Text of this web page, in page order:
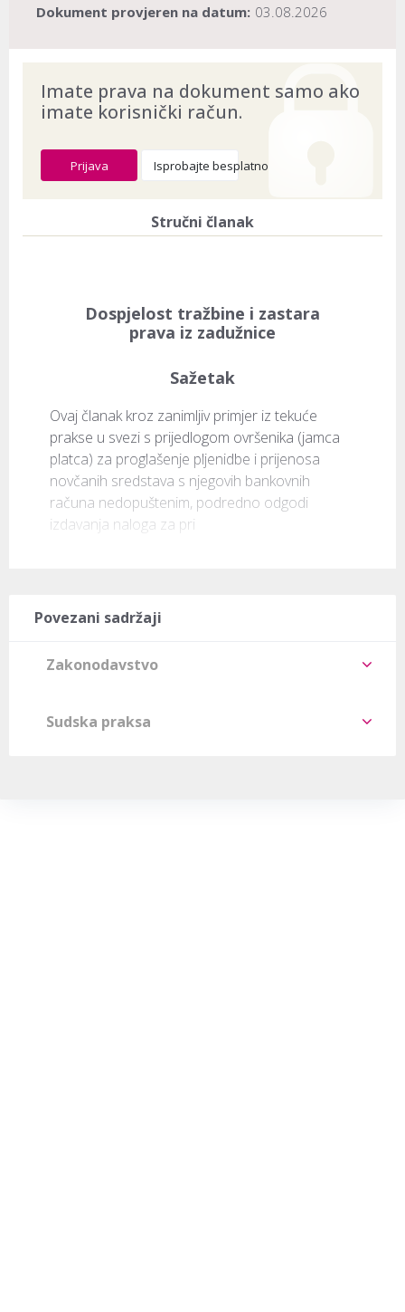
Dokument provjeren na datum: 03.08.2026
Imate prava na dokument samo ako
imate korisnički račun.
Prijava Isprobajte besplatno
Stručni članak
Dospjelost tražbine i zastara
prava iz zadužnice
Sažetak
Ovaj članak kroz zanimljiv primjer iz tekuće
prakse u svezi s prijedlogom ovršenika (jamca
platca) za proglašenje pljenidbe i prijenosa
novčanih sredstava s njegovih bankovnih
računa nedopuštenim, podredno odgodi
izdavanja naloga za pri
Povezani sadržaji
Zakonodavstvo
Sudska praksa